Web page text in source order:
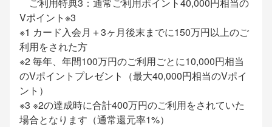
Vポイント※3
※1 カード入会月＋3ヶ月後末までに150万円以上のご
利用をされた方
※2 毎年、年間100万円のご利用ごとに10,000円相当
のVポイントプレゼント（最大40,000円相当のVポイ
ント）
※3 ※2の達成時に合計400万円のご利用をされていた
場合となります（通常還元率1%）